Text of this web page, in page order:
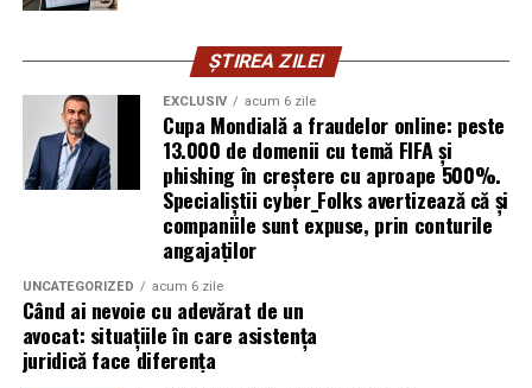
informările din ultima lună amenințările asociate
turneului, de la fraude online și furtul datelor până la
operațiuni de dezinformare.
Avertismentele publice s-au concentrat în principal
asupra fanilor și infrastructurii orașelor gazdă, însă
specialiștii atrag atenția că firmele pot fi afectate
inclusiv atunci când nu au nicio legătură directă cu
industria sportului, turismului sau vânzarea de bilete.
Atacurile sunt mai eficiente în contextul
evenimentelor globale
ȘTIREA ZILEI
EXCLUSIV acum 6 zile
Cupa Mondială a fraudelor online: peste
13.000 de domenii cu temă FIFA și
phishing în creștere cu aproape 500%.
Specialiștii cyber_Folks avertizează că și
companiile sunt expuse, prin conturile
angajaților
UNCATEGORIZED acum 6 zile
Când ai nevoie cu adevărat de un
avocat: situațiile în care asistența
juridică face diferența